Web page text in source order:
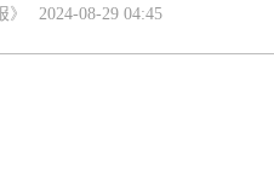
2024-08-29 04:45